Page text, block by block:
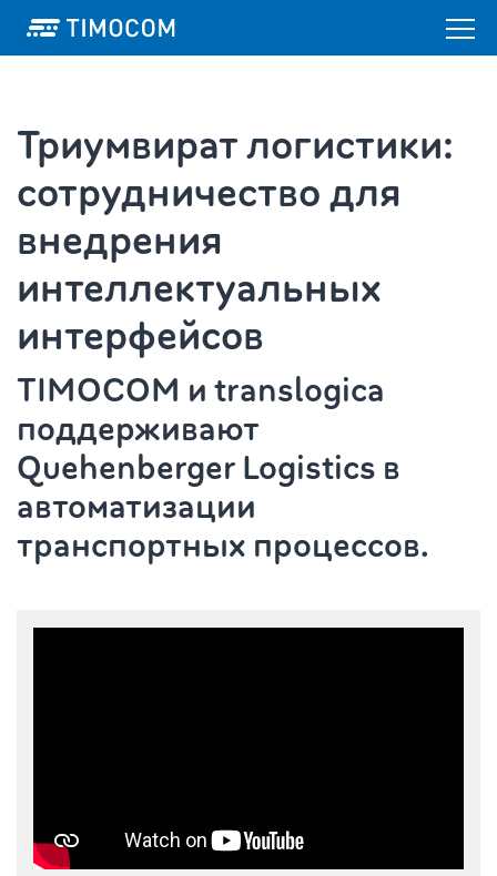
Триумвират логистики:
сотрудничество для
внедрения
интеллектуальных
интерфейсов
TIMOCOM и translogica
поддерживают
Quehenberger Logistics в
автоматизации
транспортных процессов.